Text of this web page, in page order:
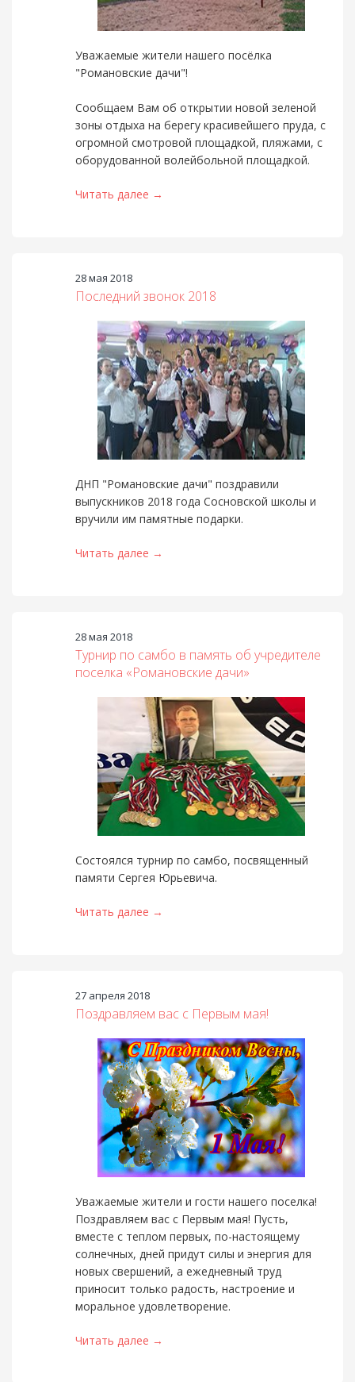
Уважаемые жители нашего посёлка
"Романовские дачи"!
Сообщаем Вам об открытии новой зеленой
зоны отдыха на берегу красивейшего пруда, с
огромной смотровой площадкой, пляжами, с
оборудованной волейбольной площадкой.
Читать далее →
28 мая 2018
Последний звонок 2018
ДНП "Романовские дачи" поздравили
выпускников 2018 года Сосновской школы и
вручили им памятные подарки.
Читать далее →
28 мая 2018
Турнир по самбо в память об учредителе
поселка «Романовские дачи»
Состоялся турнир по самбо, посвященный
памяти Сергея Юрьевича.
Читать далее →
27 апреля 2018
Поздравляем вас с Первым мая!
Уважаемые жители и гости нашего поселка!
Поздравляем вас с Первым мая! Пусть,
вместе с теплом первых, по-настоящему
солнечных, дней придут силы и энергия для
новых свершений, а ежедневный труд
приносит только радость, настроение и
моральное удовлетворение.
Читать далее →